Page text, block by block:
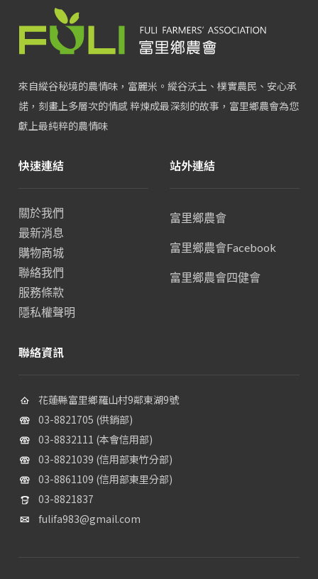
來自縱谷秘境的農情味，富麗米。縱谷沃土、樸實農民、安心承
諾，刻畫上多層次的情感 粹煉成最深刻的故事，富里鄉農會為您
獻上最純粹的農情味
快速連結
關於我們
最新消息
購物商城
聯絡我們
服務條款
隱私權聲明
站外連結
富里鄉農會
富里鄉農會Facebook
富里鄉農會四健會
聯絡資訊
花蓮縣富里鄉羅山村9鄰東湖9號
03-8821705 (供銷部)
03-8832111 (本會信用部)
03-8821039 (信用部東竹分部)
03-8861109 (信用部東里分部)
03-8821837
fulifa983@gmail.com